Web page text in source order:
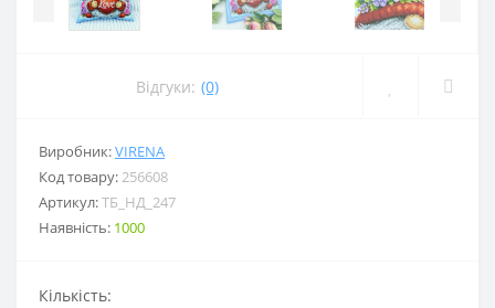
Відгуки: (0)
Виробник:VIRENA
Код товару:256608
Артикул:ТБ_НД_247
Наявність: 1000
Кількість: